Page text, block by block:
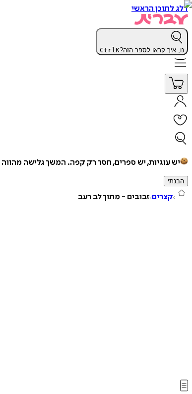
דלג לתוכן הראשי
נו, איך קראו לספר הזה? CtrlK
יש עוגיות, יש ספרים, חסר רק קפה. המשך גלישה מהווה
הבנתי
קצרים זבובים - מתוך לב רעב